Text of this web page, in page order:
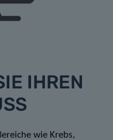
IHREN
wie Krebs,